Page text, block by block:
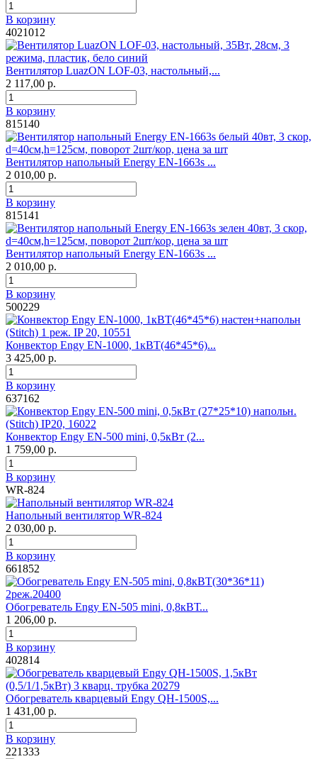
В корзину
4021012
Вентилятор LuazON LOF-03, настольный,...
2 117,00 р.
В корзину
815140
Вентилятор напольный Energy EN-1663s ...
2 010,00 р.
В корзину
815141
Вентилятор напольный Energy EN-1663s ...
2 010,00 р.
В корзину
500229
Конвектор Engy EN-1000, 1кВТ(46*45*6)...
3 425,00 р.
В корзину
637162
Конвектор Engy EN-500 mini, 0,5кВт (2...
1 759,00 р.
В корзину
WR-824
Напольный вентилятор WR-824
2 030,00 р.
В корзину
661852
Обогреватель Engy EN-505 mini, 0,8кВТ...
1 206,00 р.
В корзину
402814
Обогреватель кварцевый Engy QH-1500S,...
1 431,00 р.
В корзину
221333